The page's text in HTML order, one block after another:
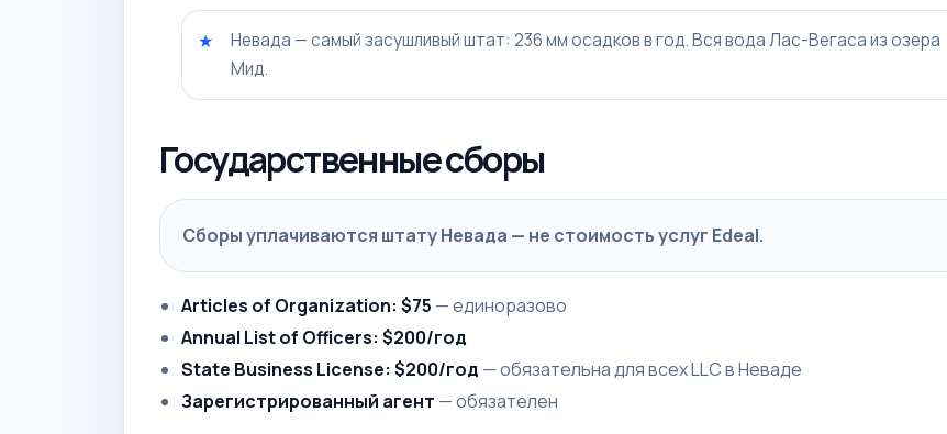
Невада — самый засушливый штат: 236 мм осадков в год. Вся вода Лас-Вегаса из озера
Мид.
Государственные сборы
Сборы уплачиваются штату Невада — не стоимость услуг Edeal.
Articles of Organization: $75 — единоразово
Annual List of Officers: $200/год
State Business License: $200/год — обязательна для всех LLC в Неваде
Зарегистрированный агент — обязателен